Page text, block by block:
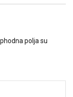
polja su